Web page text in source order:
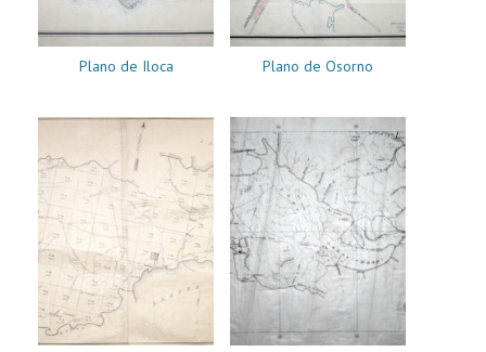
Plano de Iloca Plano de Osorno